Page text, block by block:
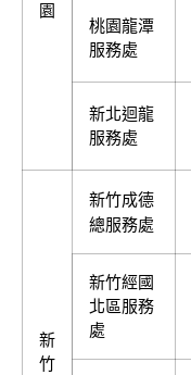
園
桃園龍潭
服務處
新北迴龍
服務處
新
竹
新竹成德
總服務處
新竹經國
北區服務
處